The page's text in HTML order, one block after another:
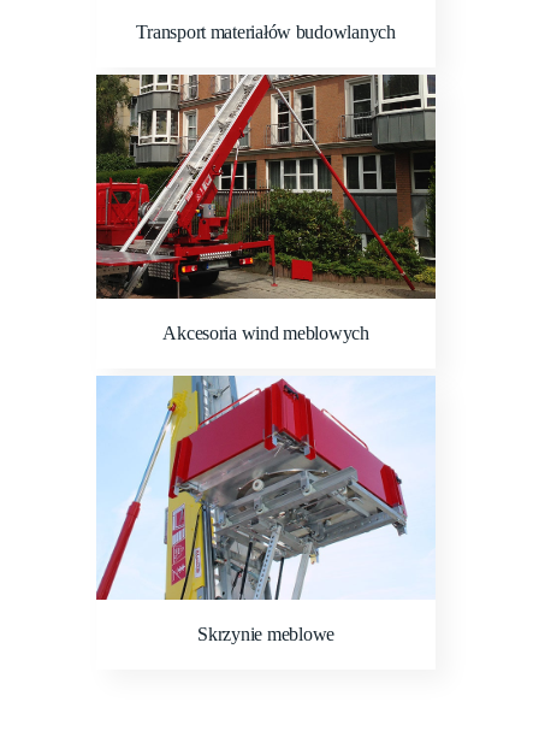
Transport materiałów budowlanych
Akcesoria wind meblowych
Skrzynie meblowe